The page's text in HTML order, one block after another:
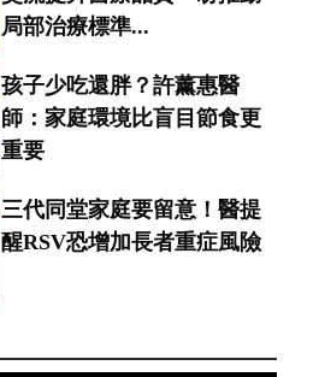
局部治療標準...
孩子少吃還胖？許薰惠醫
師：家庭環境比盲目節食更
重要
三代同堂家庭要留意！醫提
醒RSV恐增加長者重症風險